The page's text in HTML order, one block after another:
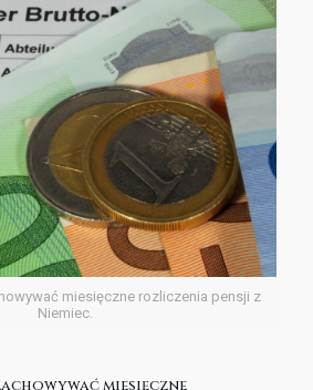
miesięczne rozliczenia pensji z
Niemiec.
miesięczne